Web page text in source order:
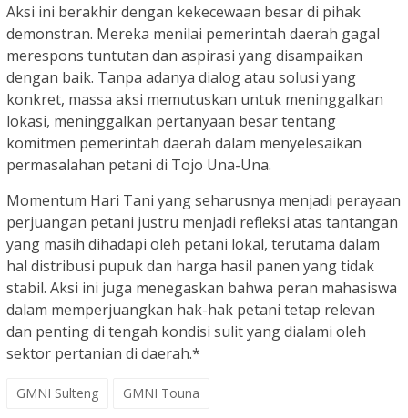
Aksi ini berakhir dengan kekecewaan besar di pihak
demonstran. Mereka menilai pemerintah daerah gagal
merespons tuntutan dan aspirasi yang disampaikan
dengan baik. Tanpa adanya dialog atau solusi yang
konkret, massa aksi memutuskan untuk meninggalkan
lokasi, meninggalkan pertanyaan besar tentang
komitmen pemerintah daerah dalam menyelesaikan
permasalahan petani di Tojo Una-Una.
Momentum Hari Tani yang seharusnya menjadi perayaan
perjuangan petani justru menjadi refleksi atas tantangan
yang masih dihadapi oleh petani lokal, terutama dalam
hal distribusi pupuk dan harga hasil panen yang tidak
stabil. Aksi ini juga menegaskan bahwa peran mahasiswa
dalam memperjuangkan hak-hak petani tetap relevan
dan penting di tengah kondisi sulit yang dialami oleh
sektor pertanian di daerah.*
GMNI Sulteng GMNI Touna